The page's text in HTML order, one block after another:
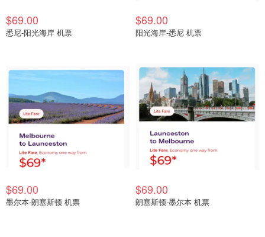
$69.00
悉尼-阳光海岸 机票
$69.00
阳光海岸-悉尼 机票
$69.00
墨尔本-朗塞斯顿 机票
$69.00
朗塞斯顿-墨尔本 机票